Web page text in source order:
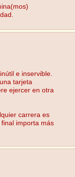
e inservible.
tarjeta
ejercer en otra
carrera es
importa más